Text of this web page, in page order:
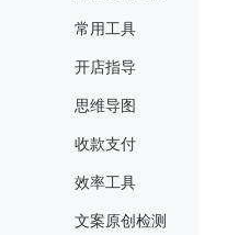
常用工具
开店指导
思维导图
收款支付
效率工具
文案原创检测